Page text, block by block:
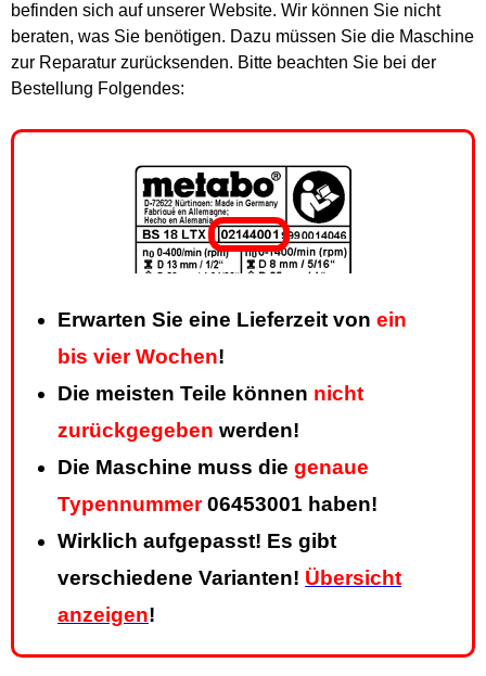
befinden sich auf unserer Website. Wir können Sie nicht
beraten, was Sie benötigen. Dazu müssen Sie die Maschine
zur Reparatur zurücksenden. Bitte beachten Sie bei der
Bestellung Folgendes:
Erwarten Sie eine Lieferzeit von ein
bis vier Wochen!
Die meisten Teile können nicht
zurückgegeben werden!
Die Maschine muss die genaue
Typennummer06453001 haben!
Wirklich aufgepasst! Es gibt
verschiedene Varianten! Übersicht
anzeigen!